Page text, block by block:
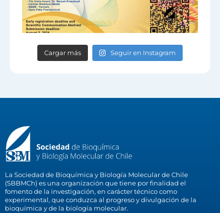
Cargar más Seguir en Instagram
La Sociedad de Bioquímica y Biología Molecular de Chile
(SBBMCh) es una organización que tiene por finalidad el
fomento de la investigación, en carácter técnico como
experimental, que conduzca al progreso y divulgación de la
bioquímica y de la biología molecular.